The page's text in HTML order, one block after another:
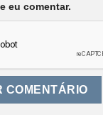
eu comentar.